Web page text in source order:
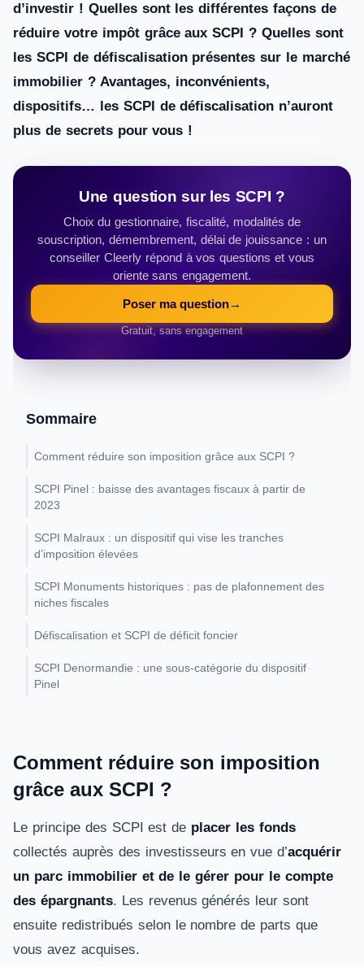
d’investir ! Quelles sont les différentes façons de
réduire votre impôt grâce aux SCPI ? Quelles sont
les SCPI de défiscalisation présentes sur le marché
immobilier ? Avantages, inconvénients,
dispositifs… les SCPI de défiscalisation n’auront
plus de secrets pour vous !
Une question sur les SCPI ?
Choix du gestionnaire, fiscalité, modalités de
souscription, démembrement, délai de jouissance : un
conseiller Cleerly répond à vos questions et vous
oriente sans engagement.
Poser ma question→
Gratuit, sans engagement
Sommaire
Comment réduire son imposition grâce aux SCPI ?
SCPI Pinel : baisse des avantages fiscaux à partir de
2023
SCPI Malraux : un dispositif qui vise les tranches
d’imposition élevées
SCPI Monuments historiques : pas de plafonnement des
niches fiscales
Défiscalisation et SCPI de déficit foncier
SCPI Denormandie : une sous-catégorie du dispositif
Pinel
Comment réduire son imposition
grâce aux SCPI ?
Le principe des SCPI est de placer les fonds
collectés auprès des investisseurs en vue d’acquérir
un parc immobilier et de le gérer pour le compte
des épargnants. Les revenus générés leur sont
ensuite redistribués selon le nombre de parts que
vous avez acquises.